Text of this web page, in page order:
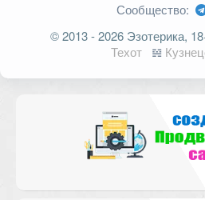
Ваш адрес email не
опубликован.
Комментарий
Сообщество:
© 2013 - 2026 Эзотерика,
Техот
𝌴